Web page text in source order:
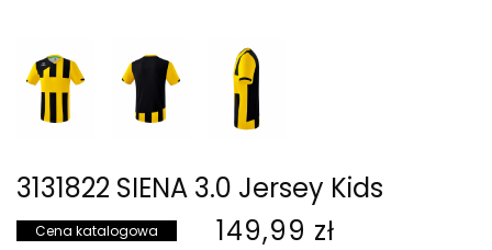
3131822 SIENA 3.0 Jersey Kids
Cena katalogowa 149,99 zł